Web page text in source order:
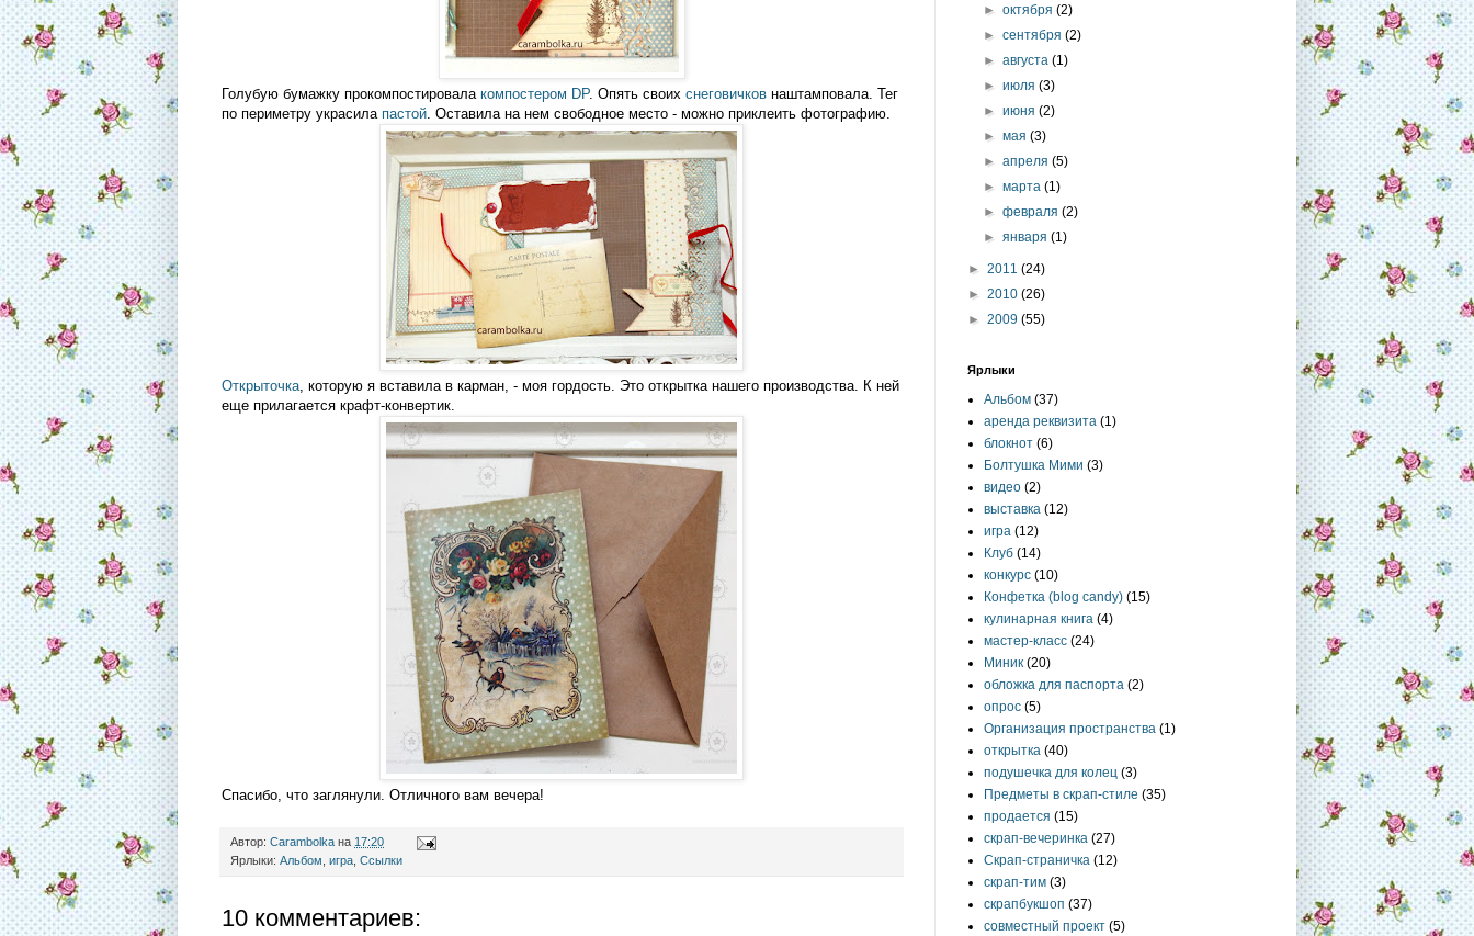
Голубую бумажку прокомпостировала компостером DP. Опять своих снеговичков наштамповала. Тег
по периметру украсила пастой. Оставила на нем свободное место - можно приклеить фотографию.
Открыточка, которую я вставила в карман, - моя гордость. Это открытка нашего производства. К ней
еще прилагается крафт-конвертик.
Спасибо, что заглянули. Отличного вам вечера!
Автор: Carambolka на 17:20
Ярлыки: Альбом игра Ссылки
10 комментариев:
►октября(2)
►сентября(2)
►августа(1)
►июля(3)
►июня(2)
►мая(3)
►апреля(5)
►марта(1)
►февраля(2)
►января(1)
► 2011 (24)
► 2010 (26)
► 2009 (55)
Ярлыки
Альбом (37)
аренда реквизита (1)
блокнот (6)
Болтушка Мими (3)
видео (2)
выставка (12)
игра (12)
Клуб (14)
конкурс (10)
Конфетка (blog candy) (15)
кулинарная книга (4)
мастер-класс (24)
Миник (20)
обложка для паспорта (2)
опрос (5)
Организация пространства (1)
открытка (40)
подушечка для колец (3)
Предметы в скрап-стиле (35)
продается (15)
скрап-вечеринка (27)
Скрап-страничка (12)
скрап-тим (3)
скрапбукшоп (37)
совместный проект (5)